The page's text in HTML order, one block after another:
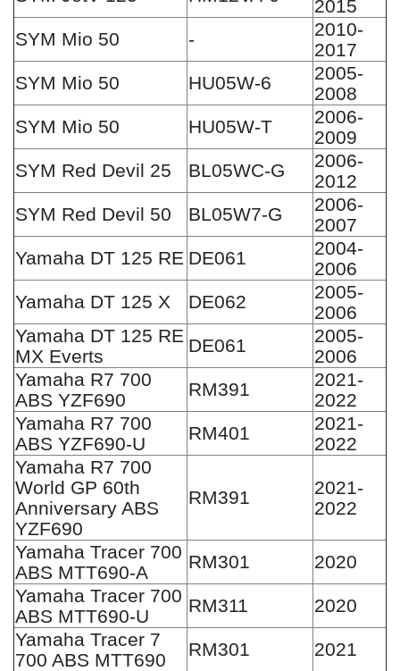
2015
SYM Mio 50
-
2010-
2017
SYM Mio 50
HU05W-6
2005-
2008
SYM Mio 50
HU05W-T
2006-
2009
SYM Red Devil 25
BL05WC-G
2006-
2012
SYM Red Devil 50
BL05W7-G
2006-
2007
Yamaha DT 125 RE DE061
2004-
2006
Yamaha DT 125 X
DE062
2005-
2006
Yamaha DT 125 RE
MX Everts
DE061
2005-
2006
Yamaha R7 700
ABS YZF690
RM391
2021-
2022
Yamaha R7 700
ABS YZF690-U
RM401
2021-
2022
Yamaha R7 700
World GP 60th
Anniversary ABS
YZF690
RM391
2021-
2022
Yamaha Tracer 700
ABS MTT690-A
RM301
2020
Yamaha Tracer 700
ABS MTT690-U
RM311
2020
Yamaha Tracer 7
700 ABS MTT690
RM301
2021